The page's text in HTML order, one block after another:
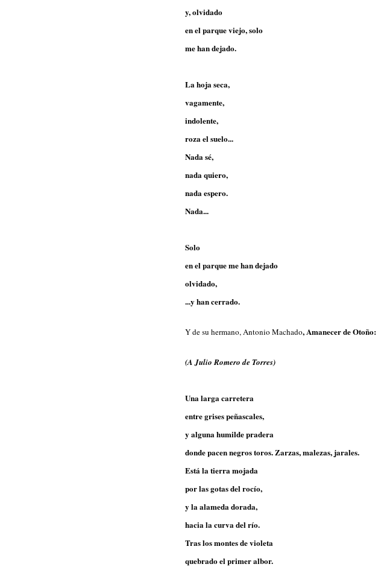
y, olvidado
en el parque viejo, solo
me han dejado.
La hoja seca,
vagamente,
indolente,
roza el suelo...
Nada sé,
nada quiero,
nada espero.
Nada...
Solo
en el parque me han dejado
olvidado,
...y han cerrado.
Y de su hermano, Antonio Machado, Amanecer de Otoño:
(A Julio Romero de Torres)
Una larga carretera
entre grises peñascales,
y alguna humilde pradera
donde pacen negros toros. Zarzas, malezas, jarales.
Está la tierra mojada
por las gotas del rocío,
y la alameda dorada,
hacia la curva del río.
Tras los montes de violeta
quebrado el primer albor.